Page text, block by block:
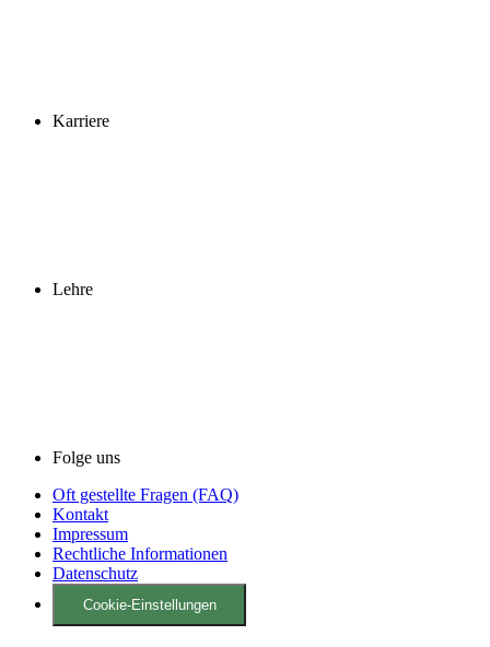
Karriere
Lehre
Folge uns
Oft gestellte Fragen (FAQ)
Kontakt
Impressum
Rechtliche Informationen
Datenschutz
Cookie-Einstellungen